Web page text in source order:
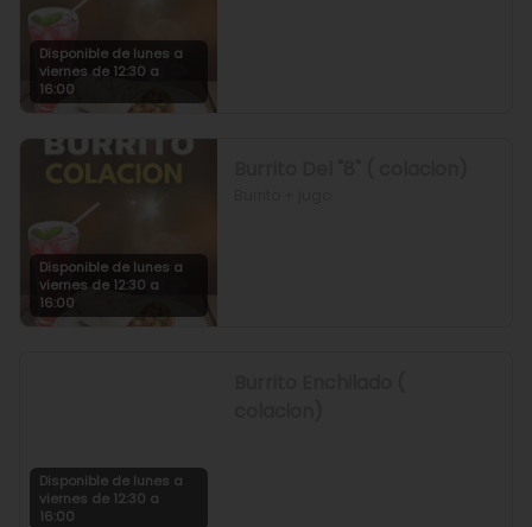
Disponible de lunes a
viernes de 12:30 a
16:00
Disponible de lunes a
viernes de 12:30 a
16:00
Disponible de lunes a
viernes de 12:30 a
16:00